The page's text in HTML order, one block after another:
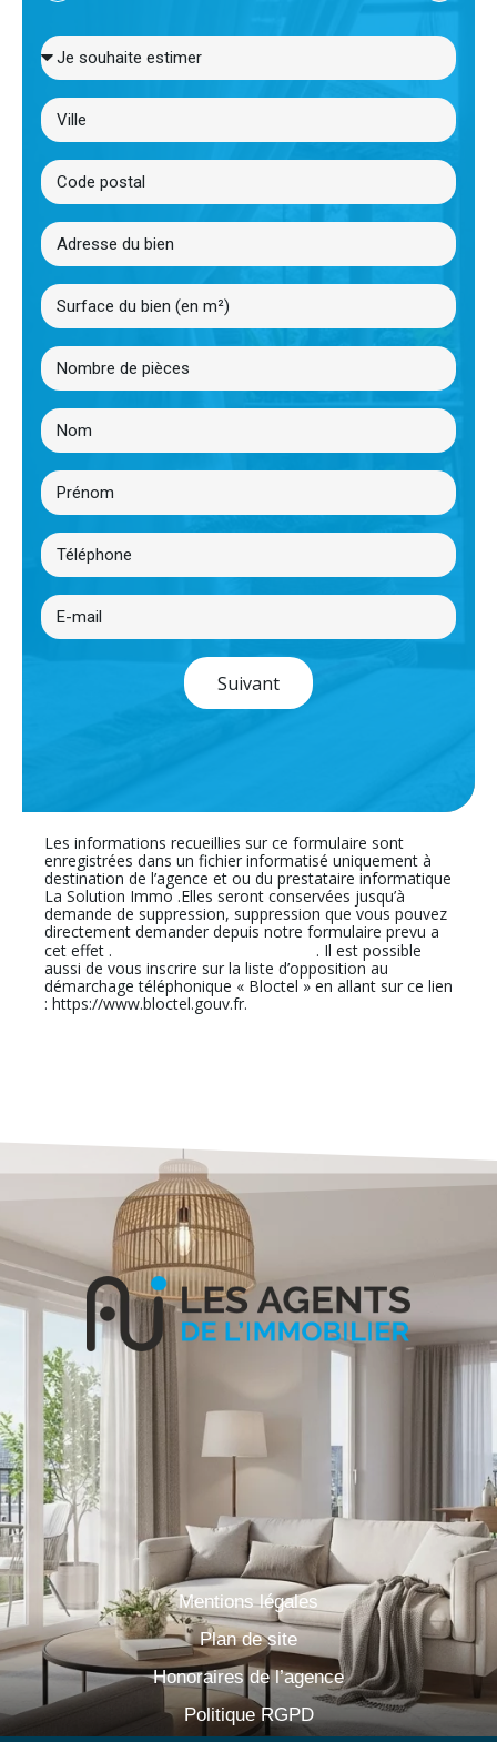
Suivant
Les informations recueillies sur ce formulaire sont
enregistrées dans un fichier informatisé uniquement à
destination de l’agence et ou du prestataire informatique
La Solution Immo .Elles seront conservées jusqu’à
demande de suppression, suppression que vous pouvez
directement demander depuis notre formulaire prevu a
cet effet .
En cliquant sur ce lien
. Il est possible
aussi de vous inscrire sur la liste d’opposition au
démarchage téléphonique « Bloctel » en allant sur ce lien
: https://www.bloctel.gouv.fr.
Mentions légales
Plan de site
Honoraires de l’agence
Politique RGPD